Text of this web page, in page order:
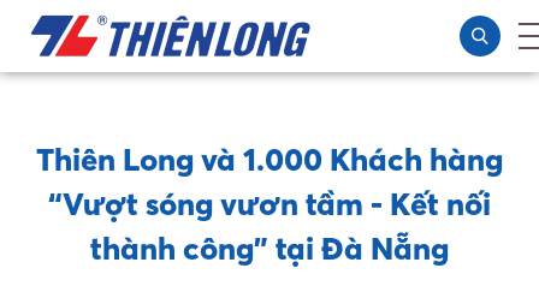
Thiên Long và 1.000 Khách hàng
“Vượt sóng vươn tầm - Kết nối
thành công” tại Đà Nẵng